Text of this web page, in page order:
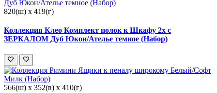
820(ш) x 419(г)
Коллекция Клео Комплект полок к Шкафу 2х с
ЗЕРКАЛОМ Дуб Юкон/Ателье темное (Набор)
566(ш) x 352(в) x 410(г)